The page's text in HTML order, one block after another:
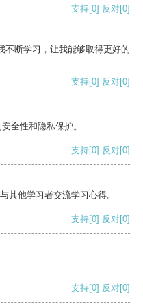
支持[0] 反对[0]
不断学习，让我能够取得更好的
支持[0] 反对[0]
全性和隐私保护。
支持[0] 反对[0]
其他学习者交流学习心得。
支持[0] 反对[0]
支持[0] 反对[0]